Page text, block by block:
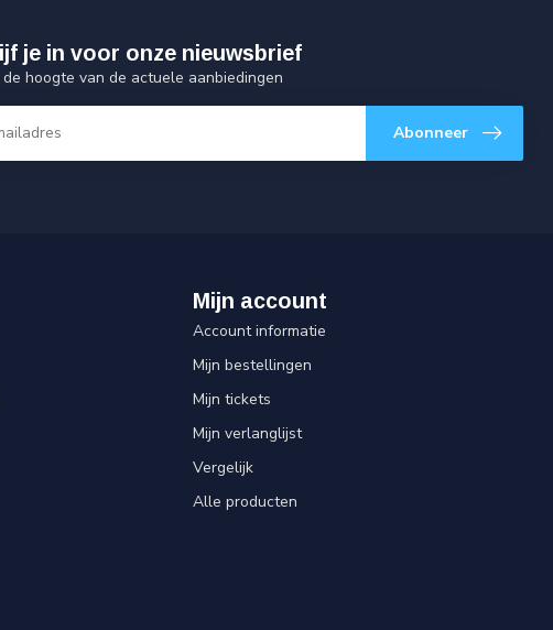
je in voor onze nieuwsbrief
hoogte van de actuele aanbiedingen
Abonneer
Mijn account
Account informatie
Mijn bestellingen
Mijn tickets
Mijn verlanglijst
Vergelijk
Alle producten